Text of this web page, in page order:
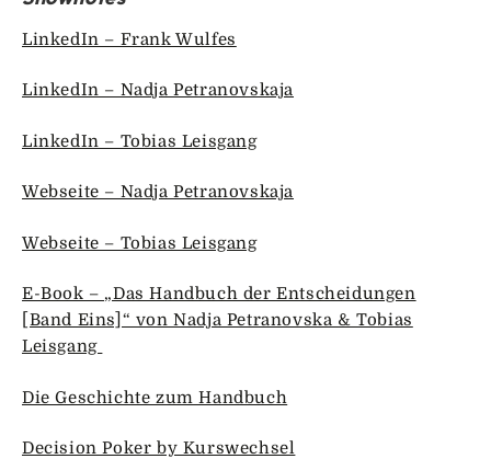
LinkedIn – Frank Wulfes
LinkedIn – Nadja Petranovskaja
LinkedIn – Tobias Leisgang
Webseite – Nadja Petranovskaja
Webseite – Tobias Leisgang
E-Book – „Das Handbuch der Entscheidungen
[Band Eins]“ von Nadja Petranovska & Tobias
Leisgang
Die Geschichte zum Handbuch
Decision Poker by Kurswechsel